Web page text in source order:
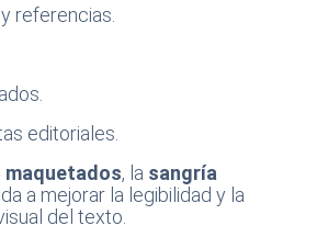
referencias.
editoriales.
maquetados, la sangría
a mejorar la legibilidad y la
del texto.